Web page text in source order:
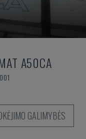
A50CA
GALIMYBĖS